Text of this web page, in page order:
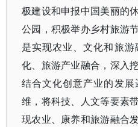
极建设和申报中国美丽的
公园，积极举办乡村旅游
是实现农业、文化和旅
化、旅游产业融合，深入
结合文化创意产业的发
维，将科技、人文等要素
现农业、康养和旅游融合